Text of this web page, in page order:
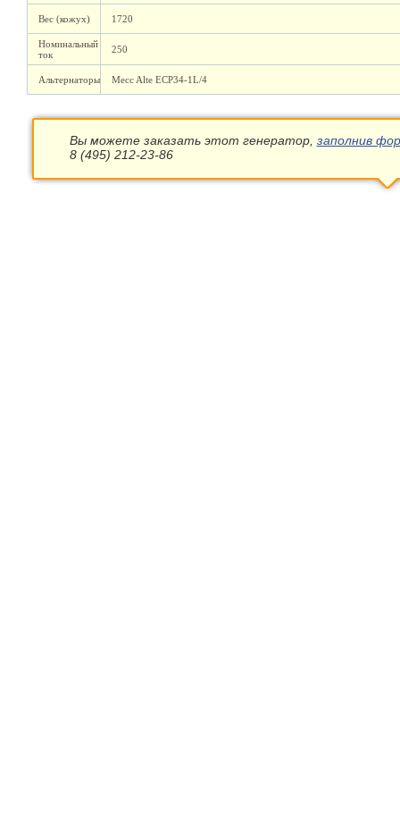
Вес (кожух) 1720
Номинальный
ток
250
Альтернаторы Mecc Alte ECP34-1L/4
Вы можете заказать этот генератор, заполнив
8 (495) 212-23-86